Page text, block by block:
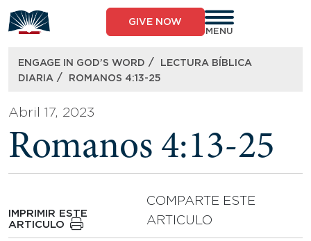
to
content
GIVE NOW
MENU
ENGAGE IN GOD’S WORD /
LECTURA BÍBLICA
DIARIA / ROMANOS 4:13-25
Abril 17, 2023
Romanos 4:13-25
IMPRIMIR ESTE
ARTICULO
COMPARTE ESTE
ARTICULO